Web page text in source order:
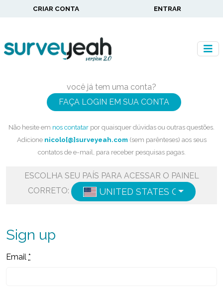
CRIAR CONTA ENTRAR
você já tem uma conta?
FAÇA LOGIN EM SUA CONTA
Não hesite em nos contatar por quaisquer dúvidas ou outras questões.
Adicione nicolo[@]surveyeah.com(sem parênteses) aos seus
contatos de e-mail, para receber pesquisas pagas.
ESCOLHA SEU PAÍS PARA ACESSAR O PAINEL
CORRETO:
UNITED STATES OF
Sign up
Email *